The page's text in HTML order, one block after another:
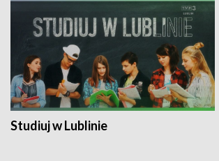
Studiuj w Lublinie